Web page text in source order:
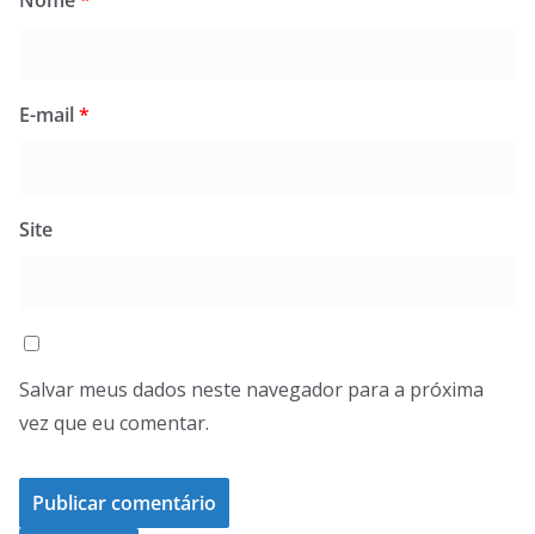
E-mail*
Site
Salvar meus dados neste navegador para a próxima
vez que eu comentar.